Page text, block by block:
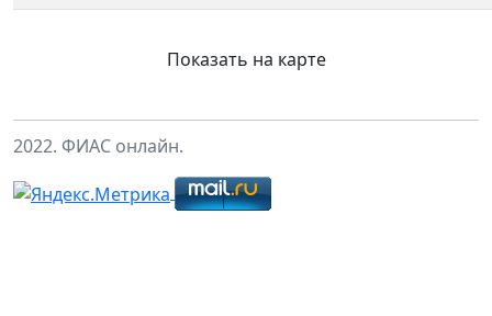
Показать на карте
2022. ФИАС онлайн.